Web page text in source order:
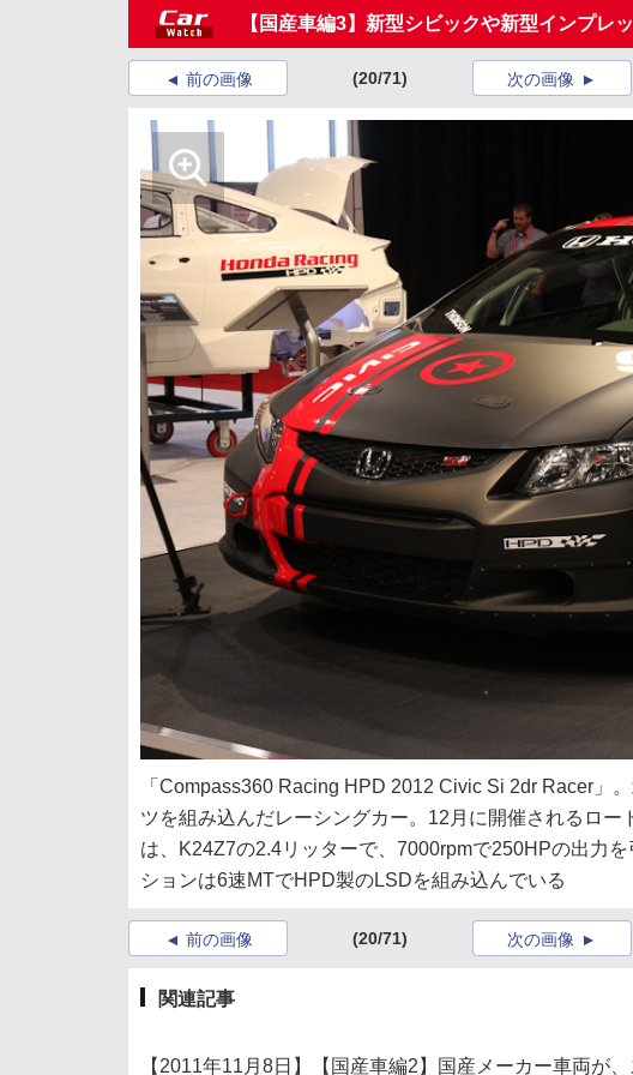
【国産車編3】新型シビックや新型インプレ
前の画像 (20/71) 次の画像
「Compass360 Racing HPD 2012 Civic Si 2dr Racer」
ツを組み込んだレーシングカー。12月に開催されるロ
は、K24Z7の2.4リッターで、7000rpmで250HPの出力
ションは6速MTでHPD製のLSDを組み込んでいる
前の画像 (20/71) 次の画像
関連記事
【2011年11月8日】【国産車編2】国産メーカー車両が